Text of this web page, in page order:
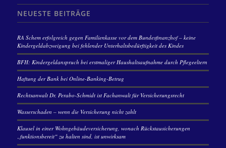
NEUESTE BEITRÄGE
RA Schem erfolgreich gegen Familienkasse vor dem Bundesfinanzhof – keine
Kindergeldabzweigung bei fehlender Unterhaltsbedürftigkeit des Kindes
BFH: Kindergeldanspruch bei erstmaliger Haushaltsaufnahme durch Pflegeeltern
Haftung der Bank bei Online-Banking-Betrug
Rechtsanwalt Dr. Perabo-Schmidt ist Fachanwalt für Versicherungsrecht
Wasserschaden – wenn die Versicherung nicht zahlt
Klausel in einer Wohngebäudeversicherung, wonach Rückstausicherungen
„funktionsbereit“ zu halten sind, ist unwirksam